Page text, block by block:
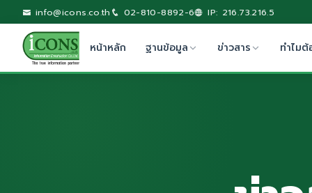
info@icons.co.th 02-810-8892-6 IP: 216.73.216.5
หน้าหลัก ฐานข้อมูล ข่าวสาร ทำไมต้